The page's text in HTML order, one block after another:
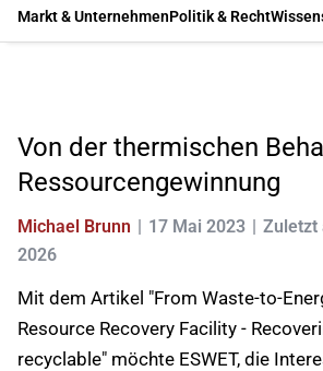
Markt & UnternehmenPolitik & Recht
Von der thermischen
Ressourcengewinnung
Michael Brunn 17 Mai 2023
Zuletzt
2026
Mit dem Artikel "From Waste-to-
Resource Recovery Facility -
recyclable" möchte ESWET, die